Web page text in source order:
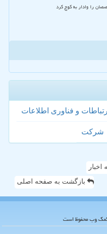
را وادار به کوچ کرد
ارتباطات و فناوری اطلاعات
شركت
بازگشت به صفحه اصلی